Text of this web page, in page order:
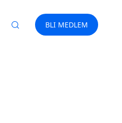
BLI MEDLEM